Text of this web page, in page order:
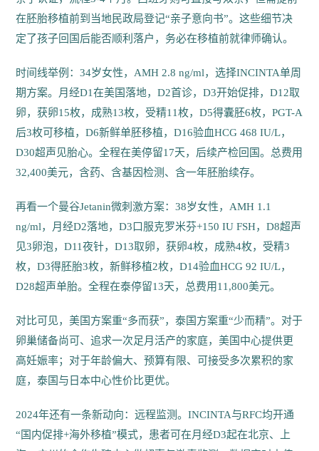
在胚胎移植前到当地民政局登记“亲子意向书”。这些细节决
定了孩子回国后能否顺利落户，务必在移植前就律师确认。
时间线举例：34岁女性，AMH 2.8 ng/ml，选择INCINTA单周
期方案。月经D1在美国落地，D2首诊，D3开始促排，D12取
卵，获卵15枚，成熟13枚，受精11枚，D5得囊胚6枚，PGT-A
后3枚可移植，D6新鲜单胚移植，D16验血HCG 468 IU/L，
D30超声见胎心。全程在美停留17天，后续产检回国。总费用
32,400美元，含药、含基因检测、含一年胚胎续存。
再看一个曼谷Jetanin微刺激方案：38岁女性，AMH 1.1
ng/ml，月经D2落地，D3口服克罗米芬+150 IU FSH，D8超声
见3卵泡，D11夜针，D13取卵，获卵4枚，成熟4枚，受精3
枚，D3得胚胎3枚，新鲜移植2枚，D14验血HCG 92 IU/L，
D28超声单胎。全程在泰停留13天，总费用11,800美元。
对比可见，美国方案重“多而获”，泰国方案重“少而精”。对于
卵巢储备尚可、追求一次足月活产的家庭，美国中心提供更
高妊娠率；对于年龄偏大、预算有限、可接受多次累积的家
庭，泰国与日本中心性价比更优。
2024年还有一条新动向：远程监测。INCINTA与RFC均开通
“国内促排+海外移植”模式，患者可在月经D3起在北京、上